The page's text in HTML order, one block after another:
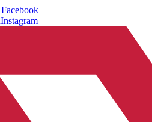
Facebook
Instagram